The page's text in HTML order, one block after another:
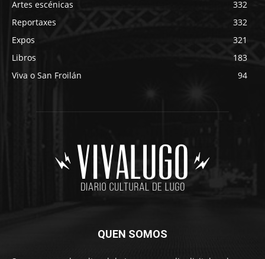
Artes escénicas
332
Reportaxes
332
Expos
321
Libros
183
Viva o San Froilán
94
QUEN SOMOS